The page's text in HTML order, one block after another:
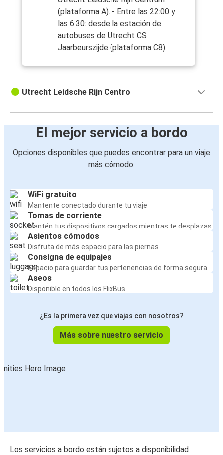
(plataforma A). - Entre las 22:00 y
las 6:30: desde la estación de
autobuses de Utrecht CS
Jaarbeurszijde (plataforma C8).
Utrecht Leidsche Rijn Centro
El mejor servicio a bordo
Opciones disponibles que puedes encontrar para un viaje
más cómodo:
WiFi gratuito
Mantente conectado durante tu viaje
Tomas de corriente
Mantén tus dispositivos cargados mientras te desplazas
Asientos cómodos
Disfruta de más espacio para las piernas
Consigna de equipajes
Espacio para guardar tus pertenencias de forma segura
Aseos
Disponible en todos los FlixBus
¿Es la primera vez que viajas con nosotros?
Más sobre nuestro servicio
Los servicios a bordo están sujetos a disponibilidad